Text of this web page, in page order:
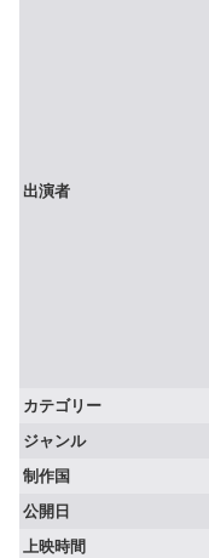
出演者
カテゴリー
ジャンル
制作国
公開日
上映時間